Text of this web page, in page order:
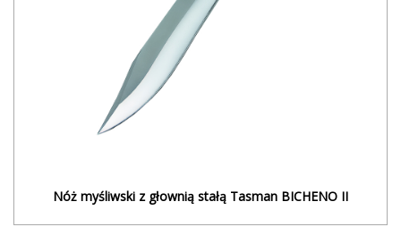
Nóż myśliwski z głownią stałą Tasman BICHENO II